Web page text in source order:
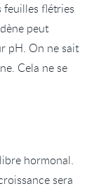
feuilles flétries
peut
pH. On ne sait
Cela ne se
hormonal.
sera